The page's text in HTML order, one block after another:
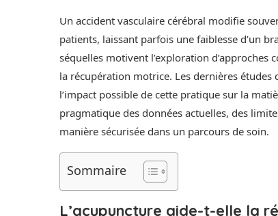
Un accident vasculaire cérébral modifie
patients, laissant parfois une faiblesse d’un
séquelles motivent l’exploration d’approches
la récupération motrice. Les dernières
l’impact possible de cette pratique sur la
pragmatique des données actuelles, des
manière sécurisée dans un parcours de soin.
Sommaire
L’acupuncture aide-t-elle la